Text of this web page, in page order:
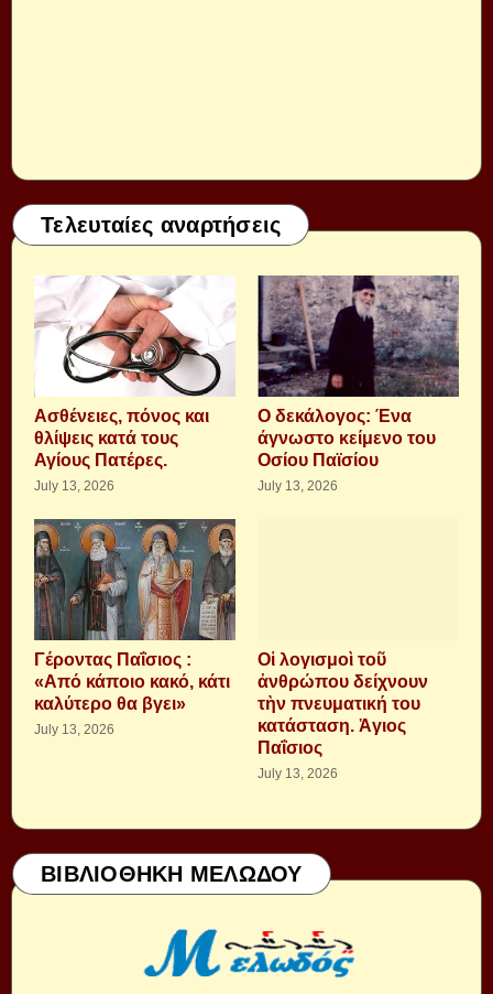
Τελευταίες αναρτήσεις
Aσθένειες, πόνος και
θλίψεις κατά τους
Αγίους Πατέρες.
July 13, 2026
Ο δεκάλογος: Ένα
άγνωστο κείμενο του
Οσίου Παϊσίου
July 13, 2026
Γέροντας Παΐσιος :
«Από κάποιο κακό, κάτι
καλύτερο θα βγει»
July 13, 2026
Οἱ λογισμοὶ τοῦ
ἀνθρώπου δείχνουν
τὴν πνευματική του
κατάσταση. Ἁγιος
Παΐσιος
July 13, 2026
ΒΙΒΛΙΟΘΗΚΗ ΜΕΛΩΔΟΥ